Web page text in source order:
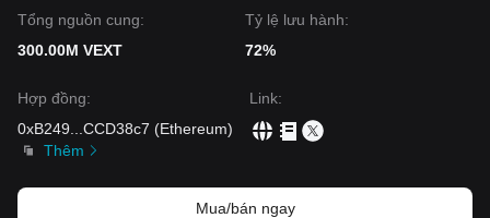
Tổng nguồn cung:
300.00M VEXT
Tỷ lệ lưu hành:
72%
Hợp đồng:
0xB249
CCD38c7 (Ethereum)
Thêm
Link:
Mua/bán ngay